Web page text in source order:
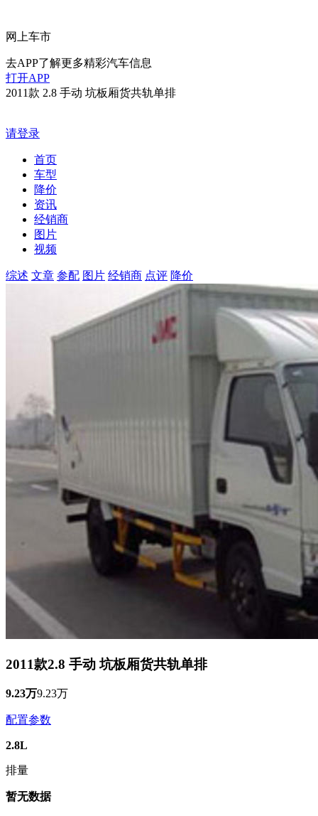
网上车市
去APP了解更多精彩汽车信息
打开APP
2011款 2.8 手动 坑板厢货共轨单排
请登录
首页
车型
降价
资讯
经销商
图片
视频
综述 文章 参配 图片 经销商 点评 降价
2011款2.8 手动 坑板厢货共轨单排
9.23万9.23万
配置参数
2.8L
排量
暂无数据